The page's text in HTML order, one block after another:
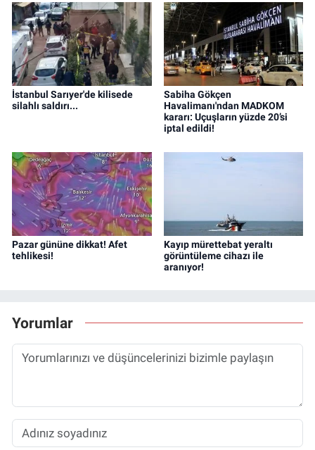
İstanbul Sarıyer'de kilisede
silahlı saldırı...
Sabiha Gökçen
Havalimanı'ndan MADKOM
kararı: Uçuşların yüzde 20’si
iptal edildi!
Pazar gününe dikkat! Afet
tehlikesi!
Kayıp mürettebat yeraltı
görüntüleme cihazı ile
aranıyor!
Yorumlar